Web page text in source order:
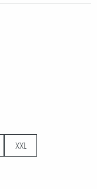
XXL